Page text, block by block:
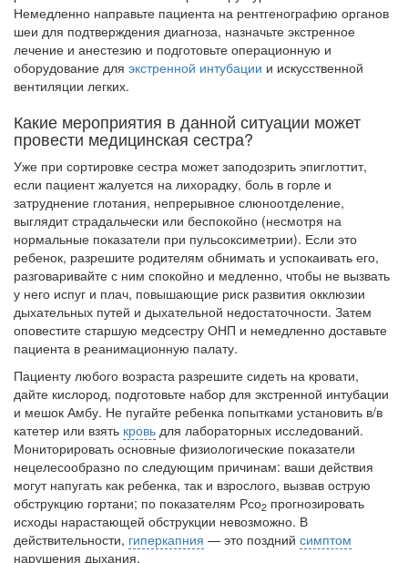
Немедленно направьте пациента на рентгенографию органов
шеи для подтверждения диагноза, назначьте экстренное
лечение и анестезию и подготовьте операционную и
оборудование для экстренной интубации и искусст­венной
вентиляции легких.
Какие мероприятия в данной ситуации может
провести медицинская сестра?
Уже при сортировке сестра может заподозрить эпиглоттит,
если пациент жалуется на лихорадку, боль в горле и
затруднение глотания, непрерывное слюноотделение,
выглядит страдальчески или беспокойно (несмотря на
нормальные показатели при пульсоксиметрии). Если это
ребенок, разрешите родителям обнимать и успокаивать его,
разговаривайте с ним спокойно и медленно, чтобы не вызвать
у него испуг и плач, повышающие риск развития окклюзии
дыхательных путей и дыхательной недоста­точности. Затем
оповестите старшую медсестру ОНП и немедленно доставьте
паци­ента в реанимационную палату.
Пациенту любого возраста разрешите сидеть на кровати,
дайте кислород, подго­товьте набор для экстренной интубации
и мешок Амбу. Не пугайте ребенка попытка­ми установить в/в
катетер или взять кровь для лабораторных исследований.
Мониторировать основные физиологические показатели
нецелесообразно по следующим причинам: ваши действия
могут напугать как ребенка, так и взрослого, вызвав ост­рую
обструкцию гортани; по показателям Рсо2 прогнозировать
исходы нарастающей обструкции невозможно. В
действительности, гиперкапния — это поздний симптом
нарушения дыхания.